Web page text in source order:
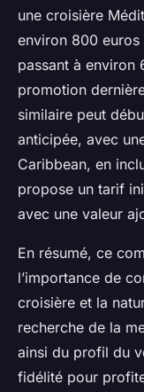
une croisière
environ 800
passant à environ
promotion
similaire peut
anticipée, avec
Caribbean, en
propose un tarif
avec une valeur
En résumé, ce
l’importance de
croisière et la
recherche de la
ainsi du profil du
fidélité pour